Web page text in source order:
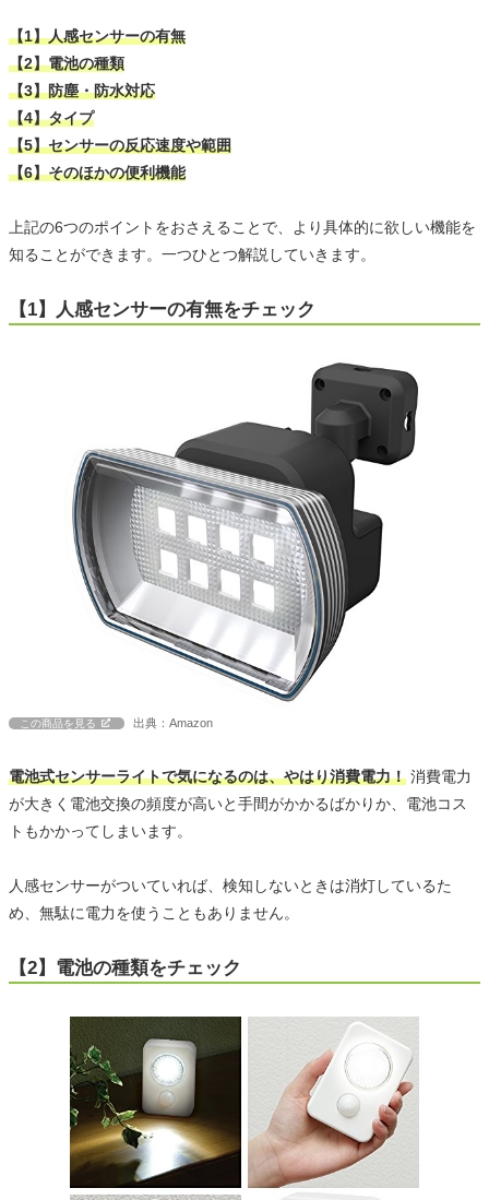
【1】人感センサーの有無
【2】電池の種類
【3】防塵・防水対応
【4】タイプ
【5】センサーの反応速度や範囲
【6】そのほかの便利機能
上記の6つのポイントをおさえることで、より具体的に欲しい機能を
知ることができます。一つひとつ解説していきます。
【1】人感センサーの有無をチェック
この商品を見る 出典：Amazon
電池式センサーライトで気になるのは、やはり消費電力！ 消費電力
が大きく電池交換の頻度が高いと手間がかかるばかりか、電池コス
トもかかってしまいます。
人感センサーがついていれば、検知しないときは消灯しているた
め、無駄に電力を使うこともありません。
【2】電池の種類をチェック